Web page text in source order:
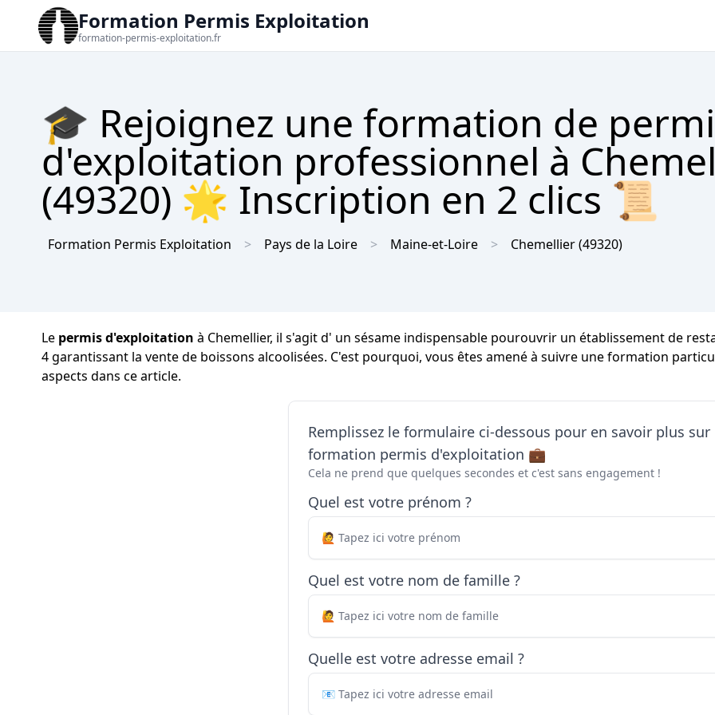
Formation Permis Exploitation
formation-permis-exploitation.fr
🎓 Rejoignez une formation de
d'exploitation professionnel à
(49320) 🌟 Inscription en 2 clics 📜
Formation Permis Exploitation Pays de la Loire Maine-et-Loire Chemellier(49320)
Le permis d'exploitation à Chemellier, il s'agit d' un sésame indispensable pourouvrir un établissement de
4 garantissant la vente de boissons alcoolisées. C'est pourquoi, vous êtes amené à suivre une formation
aspects dans ce article.
Remplissez le formulaire ci-dessous pour en savoir plus sur
formation permis d'exploitation 💼
Cela ne prend que quelques secondes et c'est sans engagement !
Quel est votre prénom ?
Quel est votre nom de famille ?
Quelle est votre adresse email ?